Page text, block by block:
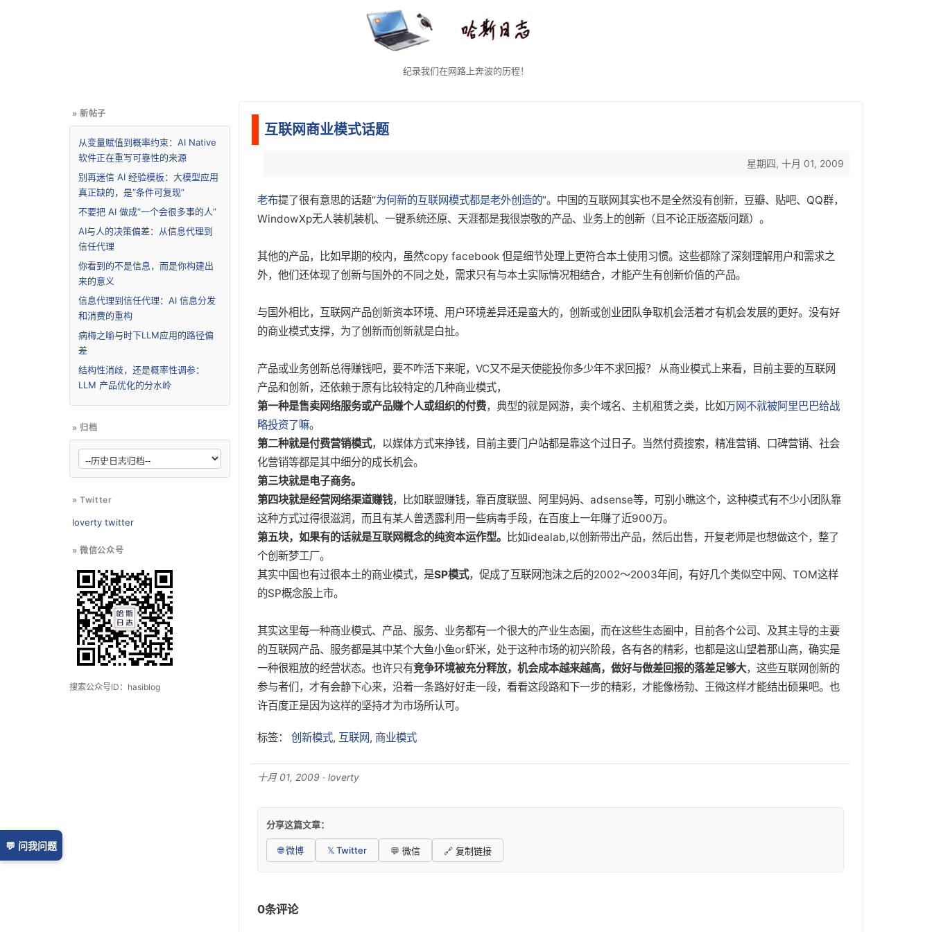
纪录我们在网路上奔波的历程！
» 新帖子
从变量赋值到概率约束：AI Native
软件正在重写可靠性的来源
别再迷信 AI 经验模板：大模型应用
真正缺的，是“条件可复现”
不要把 AI 做成“一个会很多事的人”
AI与人的决策偏差：从信息代理到
信任代理
你看到的不是信息，而是你构建出
来的意义
信息代理到信任代理：AI 信息分发
和消费的重构
病梅之喻与时下LLM应用的路径偏
差
结构性消歧，还是概率性调参：
LLM 产品优化的分水岭
» 归档
» Twitter
loverty twitter
» 微信公众号
搜索公众号ID：hasiblog
互联网商业模式话题
星期四, 十月 01, 2009
老布提了很有意思的话题“为何新的互联网模式都是老外创造的”。中国的互联网其实也不是全然没有创新，豆瓣、贴吧、QQ群，
WindowXp无人装机装机、一键系统还原、天涯都是我很崇敬的产品、业务上的创新（且不论正版盗版问题）。
其他的产品，比如早期的校内，虽然copy facebook 但是细节处理上更符合本土使用习惯。这些都除了深刻理解用户和需求之
外，他们还体现了创新与国外的不同之处，需求只有与本土实际情况相结合，才能产生有创新价值的产品。
与国外相比，互联网产品创新资本环境、用户环境差异还是蛮大的，创新或创业团队争取机会活着才有机会发展的更好。没有好
的商业模式支撑，为了创新而创新就是白扯。
产品或业务创新总得赚钱吧，要不咋活下来呢，VC又不是天使能投你多少年不求回报？ 从商业模式上来看，目前主要的互联网
产品和创新，还依赖于原有比较特定的几种商业模式，
第一种是售卖网络服务或产品赚个人或组织的付费，典型的就是网游，卖个域名、主机租赁之类，比如万网不就被阿里巴巴给战
略投资了嘛。
第二种就是付费营销模式，以媒体方式来挣钱，目前主要门户站都是靠这个过日子。当然付费搜索，精准营销、口碑营销、社会
化营销等都是其中细分的成长机会。
第三块就是电子商务。
第四块就是经营网络渠道赚钱，比如联盟赚钱，靠百度联盟、阿里妈妈、adsense等，可别小瞧这个，这种模式有不少小团队靠
这种方式过得很滋润，而且有某人曾透露利用一些病毒手段，在百度上一年赚了近900万。
第五块，如果有的话就是互联网概念的纯资本运作型。
比如idealab,以创新带出产品，然后出售，开复老师是也想做这个，整了
个创新梦工厂。
其实中国也有过很本土的商业模式，是SP模式，促成了互联网泡沫之后的2002～2003年间，有好几个类似空中网、TOM这样
的SP概念股上市。
其实这里每一种商业模式、产品、服务、业务都有一个很大的产业生态圈，而在这些生态圈中，目前各个公司、及其主导的主要
的互联网产品、服务都是其中某个大鱼小鱼or虾米，处于这种市场的初兴阶段，各有各的精彩，也都是这山望着那山高，确实是
一种很粗放的经营状态。也许只有竞争环境被充分释放，机会成本越来越高，做好与做差回报的落差足够大，这些互联网创新的
参与者们，才有会静下心来，沿着一条路好好走一段，看看这段路和下一步的精彩，才能像杨勃、王微这样才能结出硕果吧。也
许百度正是因为这样的坚持才为市场所认可。
标签： 创新模式, 互联网, 商业模式
十月 01, 2009 · loverty
分享这篇文章：
🌐 微博 𝕏 Twitter 💬 微信 🔗 复制链接
0条评论
💬 问我问题